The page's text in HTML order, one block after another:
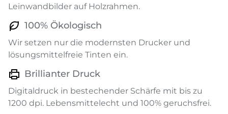
Leinwandbilder auf Holzrahmen.
100% Ökologisch
Wir setzen nur die modernsten Drucker und
lösungsmittelfreie Tinten ein.
Brillianter Druck
Digitaldruck in bestechender Schärfe mit bis zu
1200 dpi. Lebensmittelecht und 100% geruchsfrei.